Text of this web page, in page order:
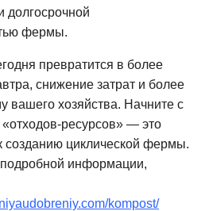
долгосрочной
фермы.
превратится в более
снижение затрат и более
вашего хозяйства. Начните с
ресурсов» — это
созданию циклической фермы.
информации,
kompost/